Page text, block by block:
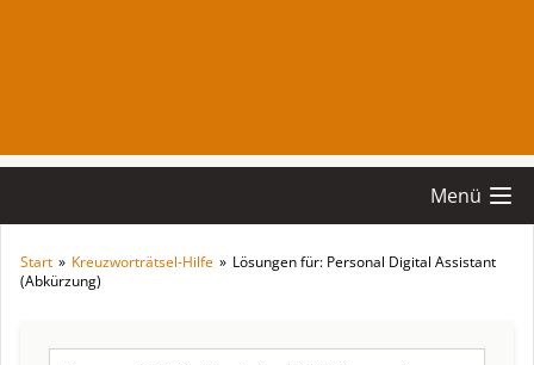
Menü
Start » Kreuzworträtsel-Hilfe » Lösungen für: Personal Digital Assistant
(Abkürzung)